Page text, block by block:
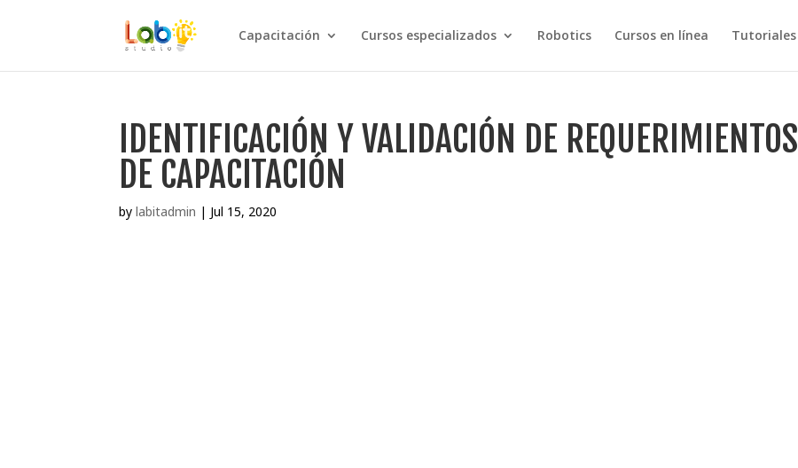
Capacitación Cursos especializados Robotics Cursos en línea Tutoriales
IDENTIFICACIÓN Y VALIDACIÓN DE REQUERIMIENTOS
DE CAPACITACIÓN
bylabitadmin | Jul 15, 2020